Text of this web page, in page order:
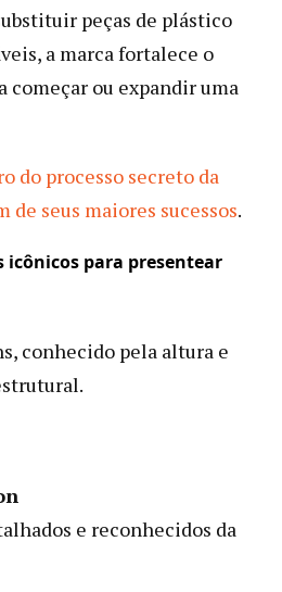
peças de plástico
a marca fortalece o
começar ou expandir uma
do processo secreto da
de seus maiores sucessos.
icônicos para presentear
conhecido pela altura e
e reconhecidos da